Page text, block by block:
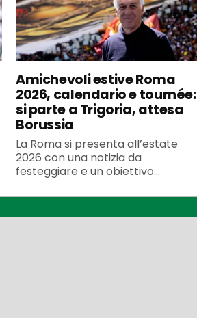
Amichevoli estive Roma
2026, calendario e tournée:
si parte a Trigoria, attesa
Borussia
La Roma si presenta all’estate
2026 con una notizia da
festeggiare e un obiettivo...